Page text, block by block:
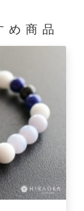
め商品